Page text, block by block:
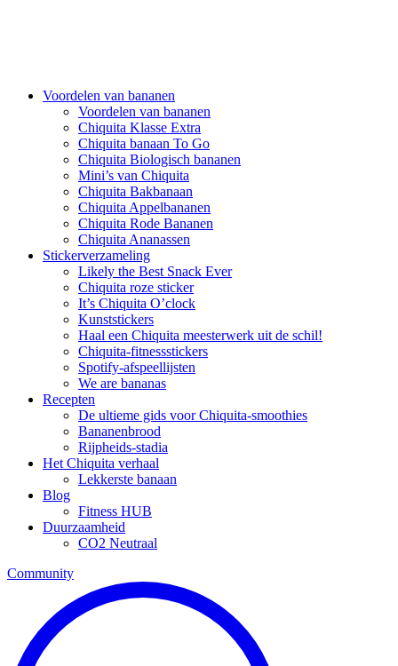
Voordelen van bananen
Voordelen van bananen
Chiquita Klasse Extra
Chiquita banaan To Go
Chiquita Biologisch bananen
Mini’s van Chiquita
Chiquita Bakbanaan
Chiquita Appelbananen
Chiquita Rode Bananen
Chiquita Ananassen
Stickerverzameling
Likely the Best Snack Ever
Chiquita roze sticker
It’s Chiquita O’clock
Kunststickers
Haal een Chiquita meesterwerk uit de schil!
Chiquita-fitnessstickers
Spotify-afspeellijsten
We are bananas
Recepten
De ultieme gids voor Chiquita-smoothies
Bananenbrood
Rijpheids-stadia
Het Chiquita verhaal
Lekkerste banaan
Blog
Fitness HUB
Duurzaamheid
CO2 Neutraal
Community